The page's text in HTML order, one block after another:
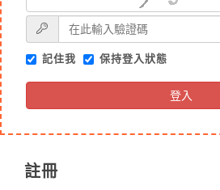
記住我 保持登入狀態
登入
註冊